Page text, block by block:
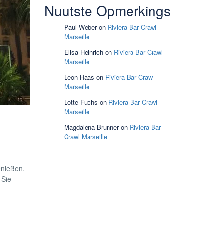
Nuutste Opmerkings
Paul Weberon Riviera Bar Crawl
Marseille
Elisa Heinrich on Riviera Bar Crawl
Marseille
Leon Haas on Riviera Bar Crawl
Marseille
Lotte Fuchs on Riviera Bar Crawl
Marseille
Magdalena Brunneron Riviera Bar
Crawl Marseille